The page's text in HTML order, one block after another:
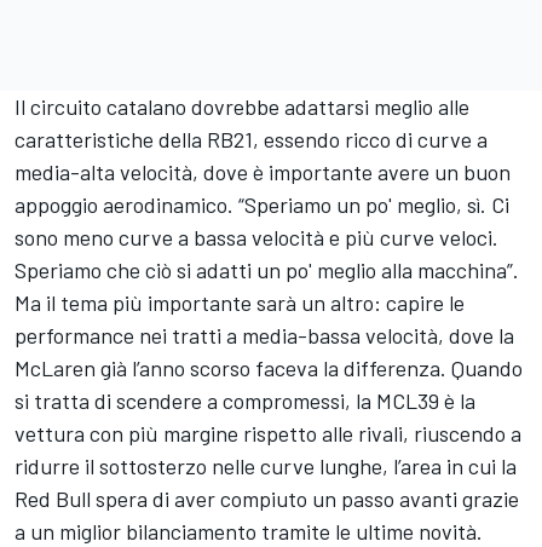
Il circuito catalano dovrebbe adattarsi meglio alle
caratteristiche della RB21, essendo ricco di curve a
media-alta velocità, dove è importante avere un buon
appoggio aerodinamico. “Speriamo un po' meglio, sì. Ci
sono meno curve a bassa velocità e più curve veloci.
Speriamo che ciò si adatti un po' meglio alla macchina”.
Ma il tema più importante sarà un altro: capire le
performance nei tratti a media-bassa velocità, dove la
McLaren già l’anno scorso faceva la differenza. Quando
si tratta di scendere a compromessi, la MCL39 è la
vettura con più margine rispetto alle rivali, riuscendo a
ridurre il sottosterzo nelle curve lunghe, l’area in cui la
Red Bull spera di aver compiuto un passo avanti grazie
a un miglior bilanciamento tramite le ultime novità.